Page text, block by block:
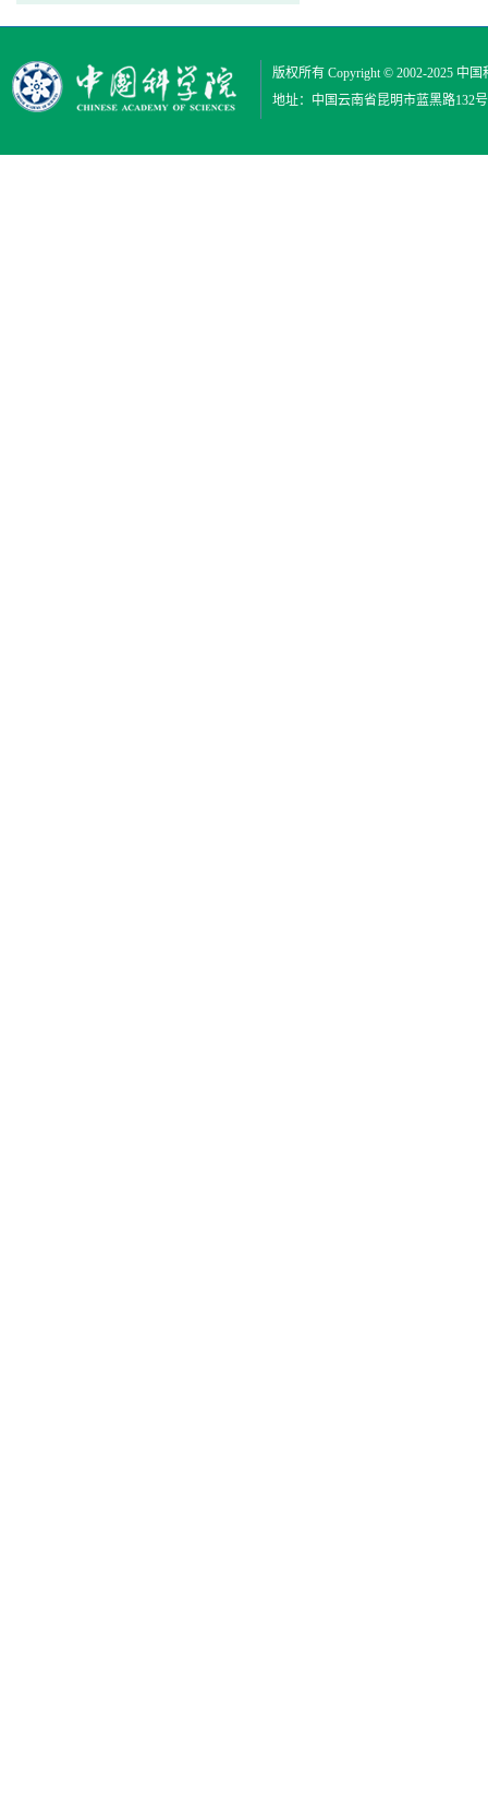
版权所有 Copyright © 2002-2025 中国
地址：中国云南省昆明市蓝黑路